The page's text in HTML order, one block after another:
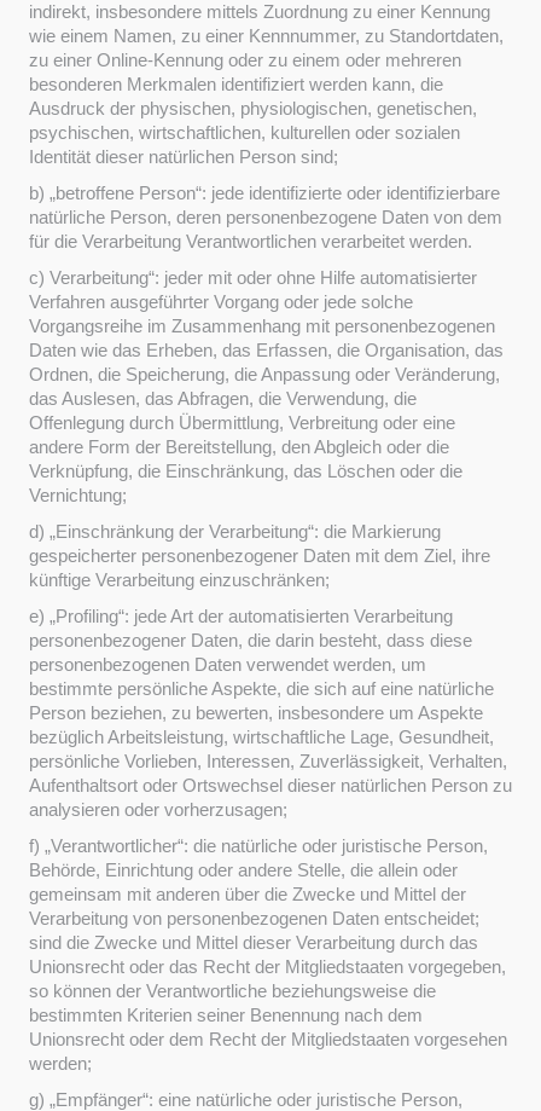
indirekt, insbesondere mittels Zuordnung zu einer Kennung
wie einem Namen, zu einer Kennnummer, zu Standortdaten,
zu einer Online-Kennung oder zu einem oder mehreren
besonderen Merkmalen identifiziert werden kann, die
Ausdruck der physischen, physiologischen, genetischen,
psychischen, wirtschaftlichen, kulturellen oder sozialen
Identität dieser natürlichen Person sind;
b) „betroffene Person“: jede identifizierte oder identifizierbare
natürliche Person, deren personenbezogene Daten von dem
für die Verarbeitung Verantwortlichen verarbeitet werden.
c) Verarbeitung“: jeder mit oder ohne Hilfe automatisierter
Verfahren ausgeführter Vorgang oder jede solche
Vorgangsreihe im Zusammenhang mit personenbezogenen
Daten wie das Erheben, das Erfassen, die Organisation, das
Ordnen, die Speicherung, die Anpassung oder Veränderung,
das Auslesen, das Abfragen, die Verwendung, die
Offenlegung durch Übermittlung, Verbreitung oder eine
andere Form der Bereitstellung, den Abgleich oder die
Verknüpfung, die Einschränkung, das Löschen oder die
Vernichtung;
d) „Einschränkung der Verarbeitung“: die Markierung
gespeicherter personenbezogener Daten mit dem Ziel, ihre
künftige Verarbeitung einzuschränken;
e) „Profiling“: jede Art der automatisierten Verarbeitung
personenbezogener Daten, die darin besteht, dass diese
personenbezogenen Daten verwendet werden, um
bestimmte persönliche Aspekte, die sich auf eine natürliche
Person beziehen, zu bewerten, insbesondere um Aspekte
bezüglich Arbeitsleistung, wirtschaftliche Lage, Gesundheit,
persönliche Vorlieben, Interessen, Zuverlässigkeit, Verhalten,
Aufenthaltsort oder Ortswechsel dieser natürlichen Person zu
analysieren oder vorherzusagen;
f) „Verantwortlicher“: die natürliche oder juristische Person,
Behörde, Einrichtung oder andere Stelle, die allein oder
gemeinsam mit anderen über die Zwecke und Mittel der
Verarbeitung von personenbezogenen Daten entscheidet;
sind die Zwecke und Mittel dieser Verarbeitung durch das
Unionsrecht oder das Recht der Mitgliedstaaten vorgegeben,
so können der Verantwortliche beziehungsweise die
bestimmten Kriterien seiner Benennung nach dem
Unionsrecht oder dem Recht der Mitgliedstaaten vorgesehen
werden;
g) „Empfänger“: eine natürliche oder juristische Person,